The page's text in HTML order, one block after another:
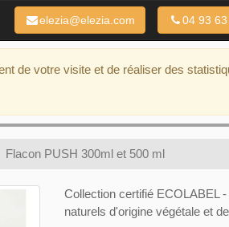
de votre visite et de réaliser des
04 93 63
elezia@elezia.com
Flacon PUSH 300ml et 500 ml
Collection certifié ECOLABEL
naturels d'origine végétale et